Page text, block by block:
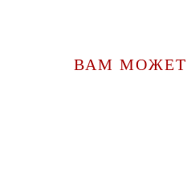
ВАМ МОЖЕТ